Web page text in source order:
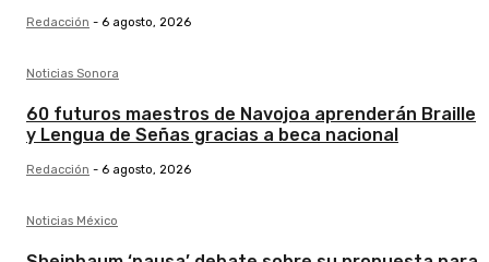
Redacción - 6 agosto, 2026
Noticias Sonora
60 futuros maestros de Navojoa aprenderán Braille
y Lengua de Señas gracias a beca nacional
Redacción - 6 agosto, 2026
Noticias México